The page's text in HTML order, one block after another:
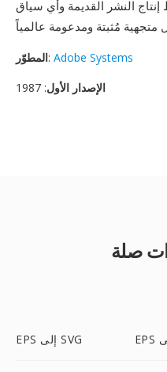
النشر القديمة وأي سياق
المطوّر: Adobe Systems
الإصدار الأول: 1987
صلة
EPS إلى SVG